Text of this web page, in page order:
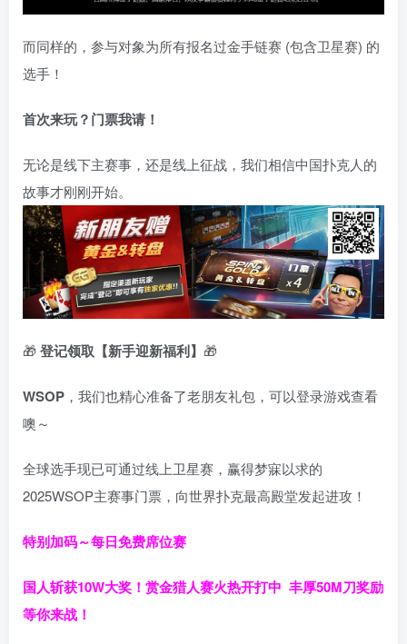
而同样的，参与对象为所有报名过金手链赛 (包含卫星赛) 的
选手！
首次来玩？门票我请！
无论是线下主赛事，还是线上征战，我们相信中国扑克人的
故事才刚刚开始。
🎁 登记领取【新手迎新福利】 🎁
WSOP ，我们也精心准备了老朋友礼包，可以登录游戏查看
噢～
全球选手现已可通过线上卫星赛，赢得梦寐以求的
2025WSOP主赛事门票，向世界扑克最高殿堂发起进攻！
特别加码～每日免费席位赛
国人斩获10W大奖！ 赏金猎人赛火热开打中 丰厚50M刀奖励
等你来战！